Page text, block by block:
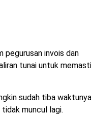
pegurusan invois dan
tunai untuk
sudah tiba waktunya
muncul lagi.